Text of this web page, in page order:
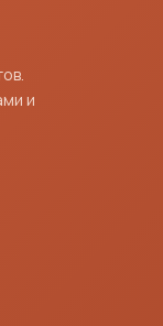
и